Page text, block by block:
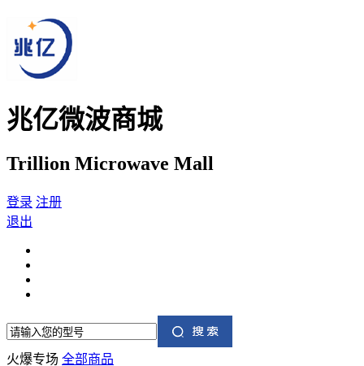
兆亿微波商城
Trillion Microwave Mall
登录 注册
退出
火爆专场 全部商品